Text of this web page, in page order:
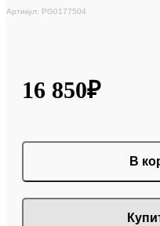
Артикул: PG0177504
16 850₽
В